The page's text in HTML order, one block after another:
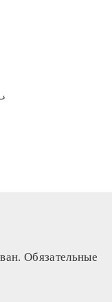
Обязательные